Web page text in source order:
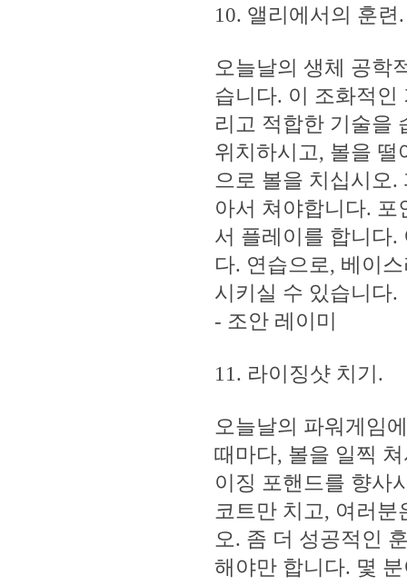
10. 앨리에서의 훈련.
오늘날의 생체 공학
습니다. 이 조화적인
리고 적합한 기술을
위치하시고, 볼을
으로 볼을 치십시오
아서 쳐야합니다.
서 플레이를 합니다.
다. 연습으로, 베이
시키실 수 있습니다.
- 조안 레이미
11. 라이징샷 치기.
오늘날의 파워게임
때마다, 볼을 일찍
이징 포핸드를 향사
코트만 치고, 여러
오. 좀 더 성공적인
해야만 합니다. 몇